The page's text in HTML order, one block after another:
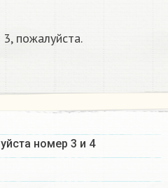
пожалуйста.
номер 3 и 4